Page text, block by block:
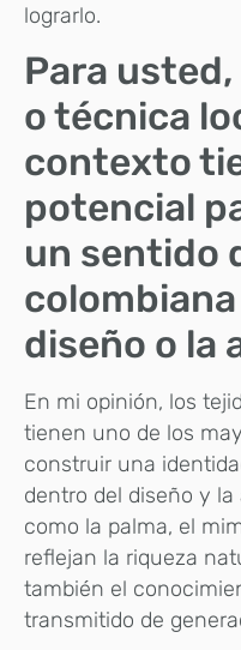
lograrlo.
Para
o técnica
contexto
potencial
un sentido
diseño o la
En mi opinión, los
tienen uno de los
construir una
dentro del diseño y
como la palma, el
reflejan la riqueza
también el
transmitido de